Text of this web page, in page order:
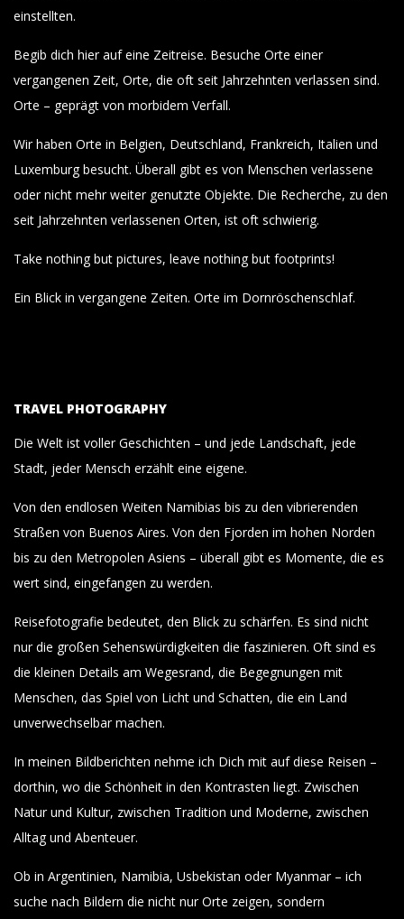
einstellten.
Begib dich hier auf eine Zeitreise. Besuche Orte einer
vergangenen Zeit, Orte, die oft seit Jahrzehnten verlassen sind.
Orte – geprägt von morbidem Verfall.
Wir haben Orte in Belgien, Deutschland, Frankreich, Italien und
Luxemburg besucht. Überall gibt es von Menschen verlassene
oder nicht mehr weiter genutzte Objekte. Die Recherche, zu den
seit Jahrzehnten verlassenen Orten, ist oft schwierig.
Take nothing but pictures, leave nothing but footprints!
Ein Blick in vergangene Zeiten. Orte im Dornröschenschlaf.
TRAVEL PHOTOGRAPHY
Die Welt ist voller Geschichten – und jede Landschaft, jede
Stadt, jeder Mensch erzählt eine eigene.
Von den endlosen Weiten Namibias bis zu den vibrierenden
Straßen von Buenos Aires. Von den Fjorden im hohen Norden
bis zu den Metropolen Asiens – überall gibt es Momente, die es
wert sind, eingefangen zu werden.
Reisefotografie bedeutet, den Blick zu schärfen. Es sind nicht
nur die großen Sehenswürdigkeiten die faszinieren. Oft sind es
die kleinen Details am Wegesrand, die Begegnungen mit
Menschen, das Spiel von Licht und Schatten, die ein Land
unverwechselbar machen.
In meinen Bildberichten nehme ich Dich mit auf diese Reisen –
dorthin, wo die Schönheit in den Kontrasten liegt. Zwischen
Natur und Kultur, zwischen Tradition und Moderne, zwischen
Alltag und Abenteuer.
Ob in Argentinien, Namibia, Usbekistan oder Myanmar – ich
suche nach Bildern die nicht nur Orte zeigen, sondern